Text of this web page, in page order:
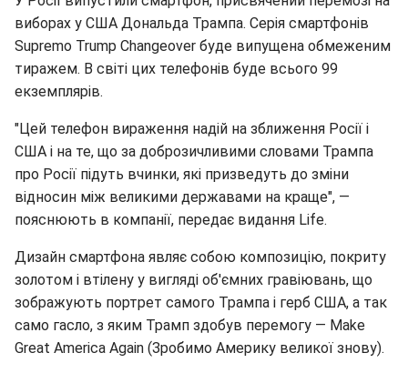
виборах у США Дональда Трампа. Серія смартфонів
Supremo Trump Changeover буде випущена обмеженим
тиражем. В світі цих телефонів буде всього 99
екземплярів.
"Цей телефон вираження надій на зближення Росії і
США і на те, що за доброзичливими словами Трампа
про Росії підуть вчинки, які призведуть до зміни
відносин між великими державами на краще", —
пояснюють в компанії, передає видання Life.
Дизайн смартфона являє собою композицію, покриту
золотом і втілену у вигляді об'ємних гравіювань, що
зображують портрет самого Трампа і герб США, а так
само гасло, з яким Трамп здобув перемогу — Make
Great America Again (Зробимо Америку великої знову).